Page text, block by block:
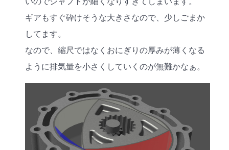
ギアもすぐ砕けそうな大きさなので、少しごまか
してます。
なので、縮尺ではなくおにぎりの厚みが薄くなる
ように排気量を小さくしていくのが無難かなぁ。